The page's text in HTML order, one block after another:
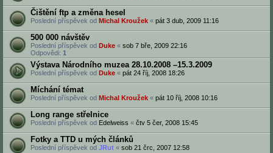
Čištění ftp a změna hesel
Poslední příspěvek od Michal Kroužek « pát 3 dub, 2009 11:16
500 000 návštěv
Poslední příspěvek od Duke « sob 7 bře, 2009 22:16
Odpovědi: 1
Výstava Národního muzea 28.10.2008 –15.3.2009
Poslední příspěvek od Duke « pát 24 říj, 2008 18:26
Míchání témat
Poslední příspěvek od Michal Kroužek « pát 10 říj, 2008 10:16
Long range střelnice
Poslední příspěvek od Edelweiss « čtv 5 čer, 2008 15:45
Fotky a TTD u mých článků
Poslední příspěvek od JRut « sob 21 črc, 2007 12:58